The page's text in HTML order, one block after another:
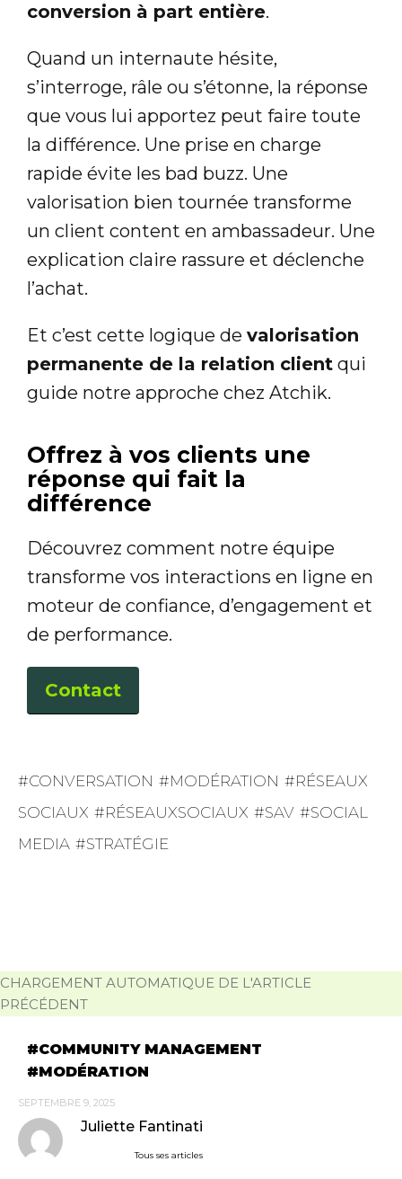
conversion à part entière.
Quand un internaute hésite,
s’interroge, râle ou s’étonne, la réponse
que vous lui apportez peut faire toute
la différence. Une prise en charge
rapide évite les bad buzz. Une
valorisation bien tournée transforme
un client content en ambassadeur. Une
explication claire rassure et déclenche
l’achat.
Et c’est cette logique de valorisation
permanente de la relation client qui
guide notre approche chez Atchik.
Offrez à vos clients une
réponse qui fait la
différence
Découvrez comment notre équipe
transforme vos interactions en ligne en
moteur de confiance, d’engagement et
de performance.
Contact
CONVERSATION MODÉRATION
RÉSEAUX
SOCIAUX
RÉSEAUXSOCIAUX SAV
SOCIAL
MEDIA
STRATÉGIE
CHARGEMENT AUTOMATIQUE DE L'ARTICLE
PRÉCÉDENT
COMMUNITY MANAGEMENT
MODÉRATION
SEPTEMBRE 9, 2025
Juliette Fantinati
Tous ses articles